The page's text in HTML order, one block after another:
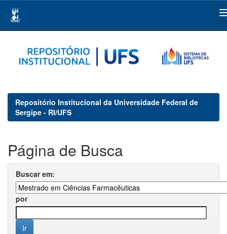
navigation
Repositório Institucional da Universidade Federal de
Sergipe - RI/UFS
Página de Busca
Buscar em:
por